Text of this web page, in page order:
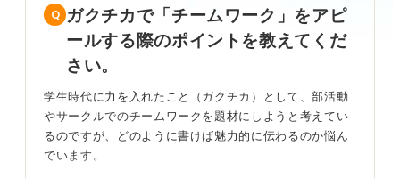
ガクチカで「チームワーク」をアピ
ールする際のポイントを教えてくだ
さい。
学生時代に力を入れたこと（ガクチカ）として、部活動
やサークルでのチームワークを題材にしようと考えてい
るのですが、どのように書けば魅力的に伝わるのか悩ん
でいます。